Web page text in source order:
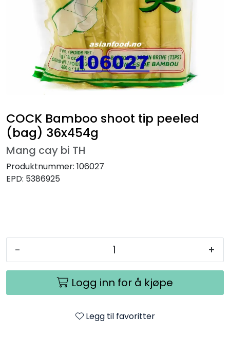
COCK Bamboo shoot tip peeled
(bag) 36x454g
Mang cay bi TH
Produktnummer: 106027
EPD: 5386925
- +
Logg inn for å kjøpe
Legg til favoritter